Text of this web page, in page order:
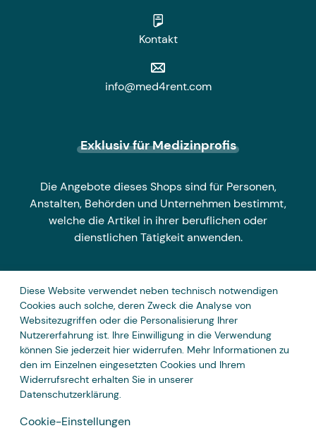
Kontakt
info@med4rent.com
Exklusiv für Medizinprofis
Die Angebote dieses Shops sind für Personen,
Anstalten, Behörden und Unternehmen bestimmt,
welche die Artikel in ihrer beruflichen oder
dienstlichen Tätigkeit anwenden.
Zahlungsarten
Diese Website verwendet neben technisch notwendigen
Cookies auch solche, deren Zweck die Analyse von
Websitezugriffen oder die Personalisierung Ihrer
Nutzererfahrung ist. Ihre Einwilligung in die Verwendung
können Sie jederzeit hier widerrufen. Mehr Informationen zu
den im Einzelnen eingesetzten Cookies und Ihrem
Widerrufsrecht erhalten Sie in unserer
Datenschutzerklärung.
Cookie-Einstellungen